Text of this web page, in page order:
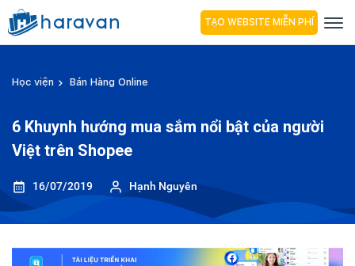
TẠO WEBSITE MIỄN PHÍ
Học viện Bán Hàng Online
6 Khuynh hướng mua sắm nổi bật của người
Việt trên Shopee
16/07/2019 Hạnh Nguyên